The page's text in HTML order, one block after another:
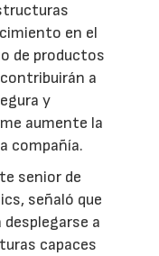
en el
de productos
a
y
aumente la
compañía.
senior de
señaló que
desplegarse a
capaces